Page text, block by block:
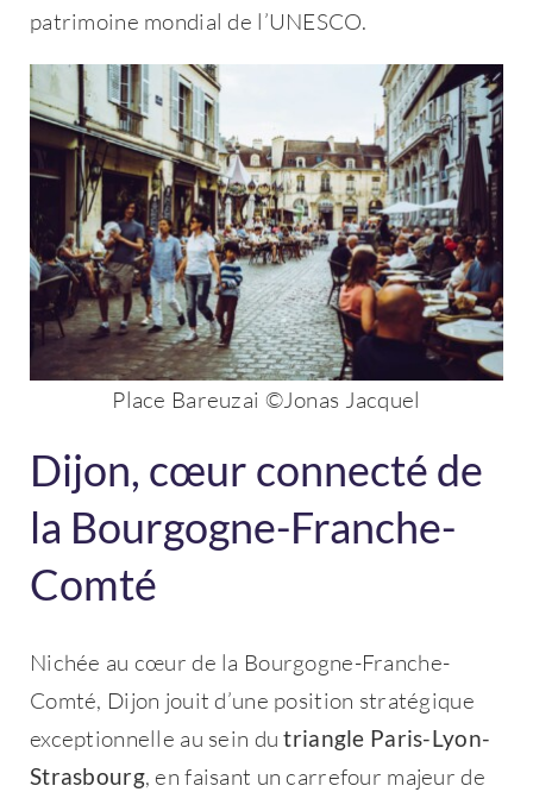
patrimoine mondial de l’UNESCO.
Place Bareuzai ©Jonas Jacquel
Dijon, cœur connecté de
la Bourgogne-Franche-
Comté
Nichée au cœur de la Bourgogne-Franche-
Comté, Dijon jouit d’une position stratégique
exceptionnelle au sein dutriangle Paris-Lyon-
Strasbourg, en faisant un carrefour majeur de